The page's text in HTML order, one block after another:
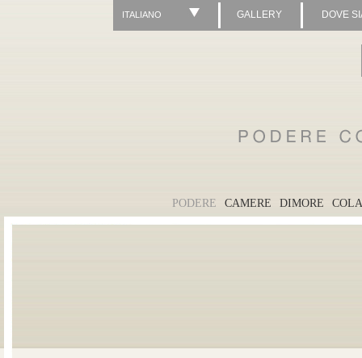
ITALIANO GALLERY DOVE
PODERE CAMERE DIMORE